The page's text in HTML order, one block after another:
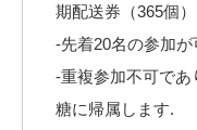
期配送券（365個
-先着20名の参加が
-重複参加不可で
糖に帰属します.⠀